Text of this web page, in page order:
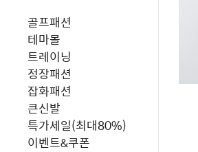
골프패션
테마몰
트레이닝
정장패션
잡화패션
큰신발
특가세일(최대80%)
이벤트&쿠폰